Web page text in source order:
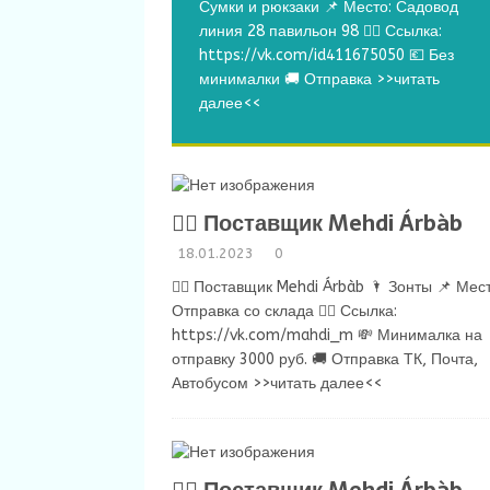
Сумки и рюкзаки 📌 Место: Садовод
линия 28 павильон 98 👉🏻 Ссылка:
https://vk.com/id411675050 💶 Без
минималки 🚚 Отправка >>читать
далее<<
💁‍♂ Поставщик Mehdi Árbàb
18.01.2023 0
💁‍♂ Поставщик Mehdi Árbàb 🌂 Зонты 📌
Отправка со склада 👉🏻 Ссылка:
https://vk.com/mahdi_m 💸 Минималка на
отправку 3000 руб. 🚚 Отправка ТК, Почта,
Автобусом >>читать далее<<